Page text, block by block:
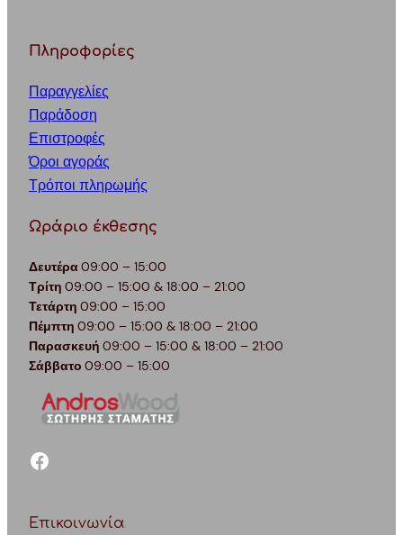
Πληροφορίες
Παραγγελίες
Παράδοση
Επιστροφές
Όροι αγοράς
Τρόποι πληρωμής
Ωράριο έκθεσης
Δευτέρα09:00 – 15:00
Τρίτη 09:00 – 15:00 & 18:00 – 21:00
Τετάρτη 09:00 – 15:00
Πέμπτη 09:00 – 15:00 & 18:00 – 21:00
Παρασκευή 09:00 – 15:00 & 18:00 – 21:00
Σάββατο 09:00 – 15:00
facebook
Επικοινωνία